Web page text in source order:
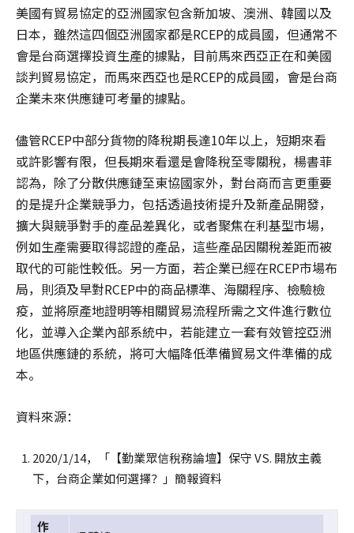
美國有貿易協定的亞洲國家包含新加坡、澳洲、韓國以及
日本，雖然這四個亞洲國家都是RCEP的成員國，但通常不
會是台商選擇投資生產的據點，目前馬來西亞正在和美國
談判貿易協定，而馬來西亞也是RCEP的成員國，會是台商
企業未來供應鏈可考量的據點。
儘管RCEP中部分貨物的降稅期長達10年以上，短期來看
或許影響有限，但長期來看還是會降稅至零關稅，楊書菲
認為，除了分散供應鏈至東協國家外，對台商而言更重要
的是提升企業競爭力，包括透過技術提升及新產品開發，
擴大與競爭對手的產品差異化，或者聚焦在利基型市場，
例如生產需要取得認證的產品，這些產品因關稅差距而被
取代的可能性較低。另一方面，若企業已經在RCEP市場布
局，則須及早對RCEP中的商品標準、海關程序、檢驗檢
疫，並將原產地證明等相關貿易流程所需之文件進行數位
化，並導入企業內部系統中，若能建立一套有效管控亞洲
地區供應鏈的系統，將可大幅降低準備貿易文件準備的成
本。
資料來源：
2020/1/14，「【勤業眾信稅務論壇】保守 VS. 開放主義
下，台商企業如何選擇？」簡報資料
作